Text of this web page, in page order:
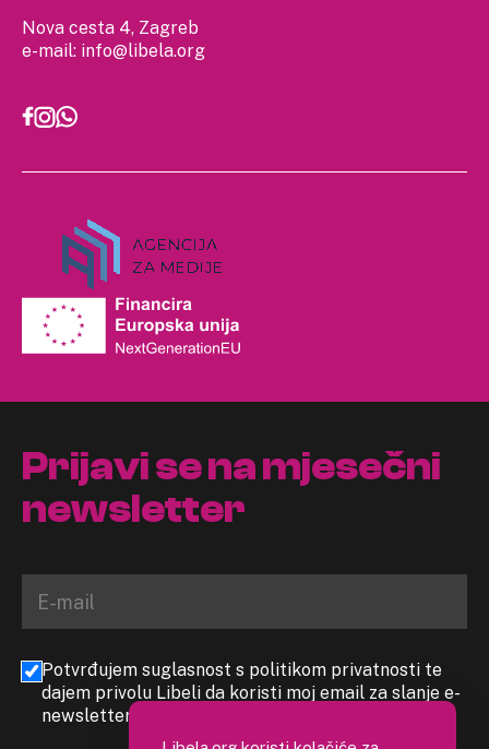
Nova cesta 4, Zagreb
e-mail: info@libela.org
Prijavi se na mjesečni
newsletter
Potvrđujem suglasnost s politikom privatnosti te
dajem privolu Libeli da koristi moj email za slanje e-
newslettera